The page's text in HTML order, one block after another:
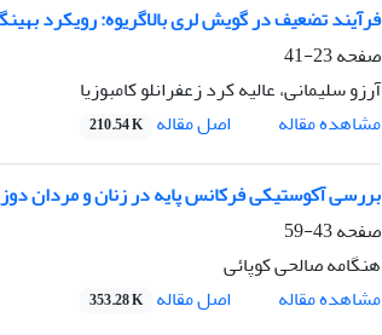
فرآیند تضعیف در گویش لری بالاگریوه: رویکرد
صفحه23-41
آرزو سلیمانی، عالیه کرد زعفرانلو کامبوزیا
مشاهده مقاله
اصل مقاله 210.54 K
بررسی آکوستیکی فرکانس پایه در زنان و مردان
صفحه43-59
هنگامه صالحی کوپائی
مشاهده مقاله
اصل مقاله 353.28 K